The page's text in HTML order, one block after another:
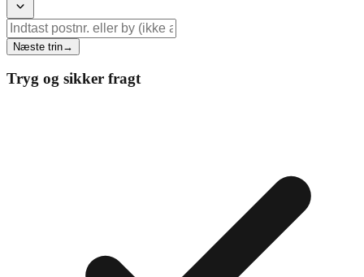
Næste trin→
Tryg og sikker fragt